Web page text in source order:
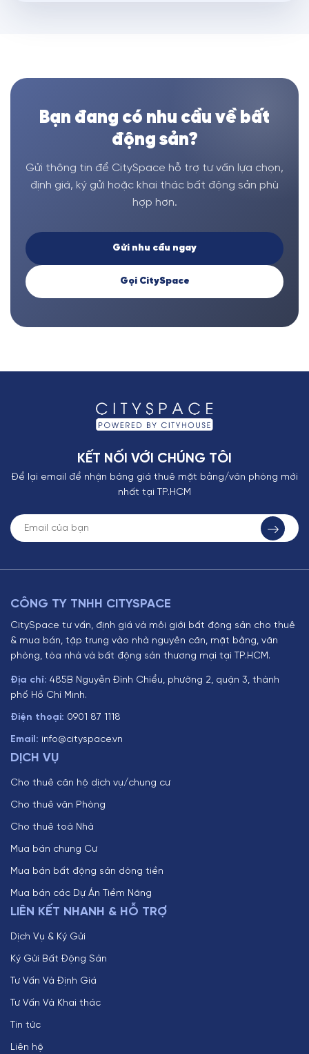
Bạn đang có nhu cầu về bất
động sản?
Gửi thông tin để CitySpace hỗ trợ tư vấn lựa chọn,
định giá, ký gửi hoặc khai thác bất động sản phù
hợp hơn.
Gửi nhu cầu ngay
Gọi CitySpace
KẾT NỐI VỚI CHÚNG TÔI
Để lại email để nhận bảng giá thuê mặt bằng/văn phòng mới
nhất tại TP.HCM
CÔNG TY TNHH CITYSPACE
CitySpace tư vấn, định giá và môi giới bất động sản cho thuê
& mua bán, tập trung vào nhà nguyên căn, mặt bằng, văn
phòng, tòa nhà và bất động sản thương mại tại TP.HCM.
Địa chỉ: 485B Nguyễn Đình Chiểu, phường 2, quận 3, thành
phố Hồ Chí Minh.
Điện thoại: 0901 87 1118
Email: info@cityspace.vn
DỊCH VỤ
Cho thuê căn hộ dịch vụ/chung cư
Cho thuê văn Phòng
Cho thuê toà Nhà
Mua bán chung Cư
Mua bán bất động sản dòng tiền
Mua bán các Dự Án Tiềm Năng
LIÊN KẾT NHANH & HỖ TRỢ
Dịch Vụ & Ký Gửi
Ký Gửi Bất Động Sản
Tư Vấn Và Định Giá
Tư Vấn Và Khai thác
Tin tức
Liên hệ